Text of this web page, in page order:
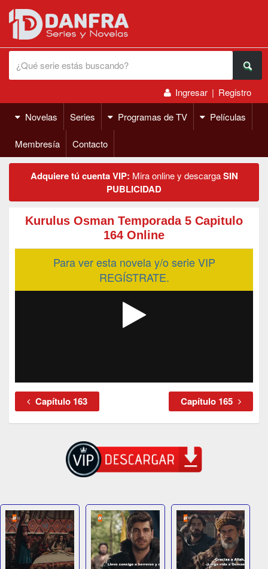
Ingresar | Registro
Novelas
Series Programas de TV Películas
Membresía Contacto
Adquiere tú cuenta VIP: Mira online y descargaSIN
PUBLICIDAD
Kurulus Osman Temporada 5 Capitulo
164 Online
Para ver esta novela y/o serie VIP
REGÍSTRATE.
Capítulo 163 Capítulo 165